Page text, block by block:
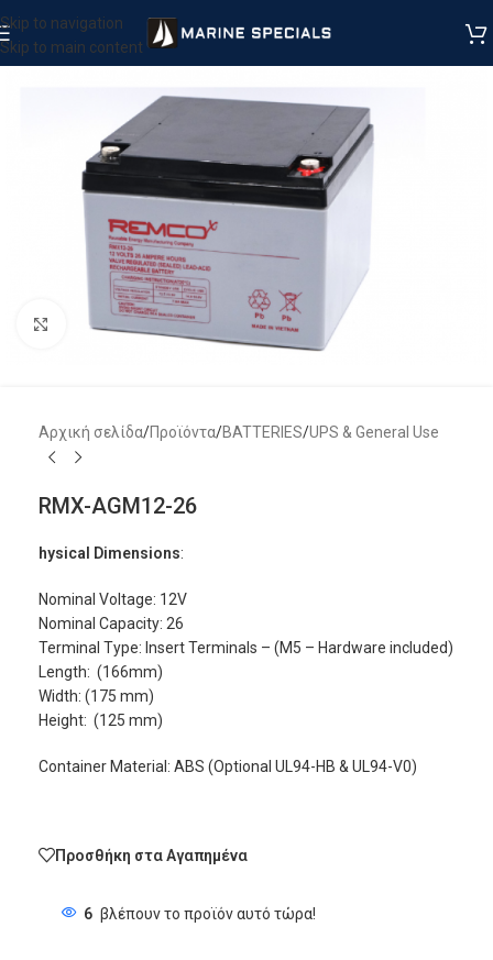
Skip to navigation
Skip to main content
Μεγέθυνση
Αρχική σελίδα/Προϊόντα/BATTERIES/UPS & General Use
RMX-AGM12-26
hysical Dimensions:
Nominal Voltage: 12V
Nominal Capacity: 26
Terminal Type: Insert Terminals – (M5 – Hardware included)
Length: (166mm)
Width: (175 mm)
Height: (125 mm)
Container Material: ABS (Optional UL94-HB & UL94-V0)
Προσθήκη στα Αγαπημένα
6 βλέπουν το προϊόν αυτό τώρα!